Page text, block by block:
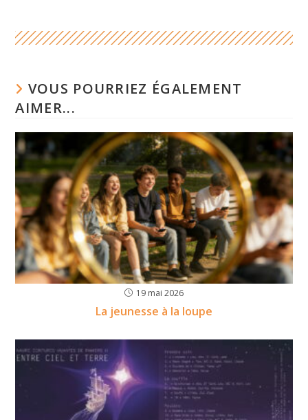
VOUS POURRIEZ ÉGALEMENT
AIMER...
19 mai 2026
La jeunesse à la loupe